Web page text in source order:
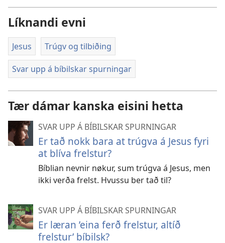
Líknandi evni
Jesus Trúgv og tilbiðing
Svar upp á bíbilskar spurningar
Tær dámar kanska eisini hetta
SVAR UPP Á BÍBILSKAR SPURNINGAR
Er tað nokk bara at trúgva á Jesus fyri
at blíva frelstur?
Bíblian nevnir nøkur, sum trúgva á Jesus, men
ikki verða frelst. Hvussu ber tað til?
SVAR UPP Á BÍBILSKAR SPURNINGAR
Er læran ’eina ferð frelstur, altíð
frelstur’ bíbilsk?